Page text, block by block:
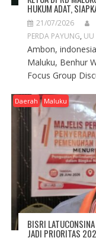
HUKUM ADAT,
21/07/2026
PERDA PAYUNG, UU
Ambon,
Maluku, Benhur
Focus Group
Daerah Maluku
BISRI
JADI PRIORITAS